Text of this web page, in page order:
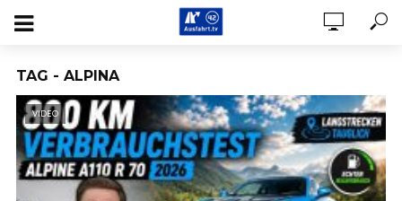
TAG - ALPINA
VIDEO